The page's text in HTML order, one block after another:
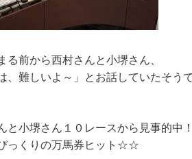
る前から西村さんと小堺さん、
、難しいよ～」とお話していたそ
と小堺さん１０レースから見事的中！
っくりの万馬券ヒット☆☆